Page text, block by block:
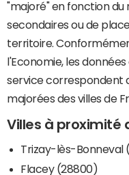
"majoré" en fonction
secondaires ou de
territoire.
l'Economie, les
service correspondent
majorées des villes de
Villes à proximité
Trizay-lès-Bonneval
Flacey (28800)